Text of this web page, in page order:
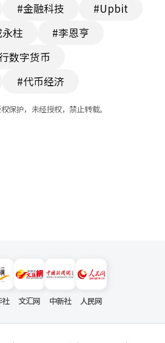
#金融科技
#Upbit
柱
#李恩亨
数字货币
#代币经济
保护，未经授权，禁止转载。
社 文汇网 中新社 人民网